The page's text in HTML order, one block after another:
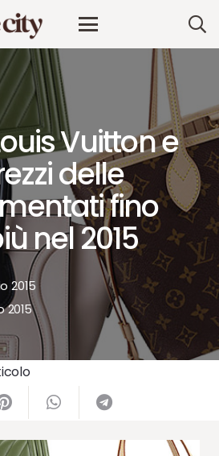
Vuitton e
delle
fino
nel 2015
2015
2015